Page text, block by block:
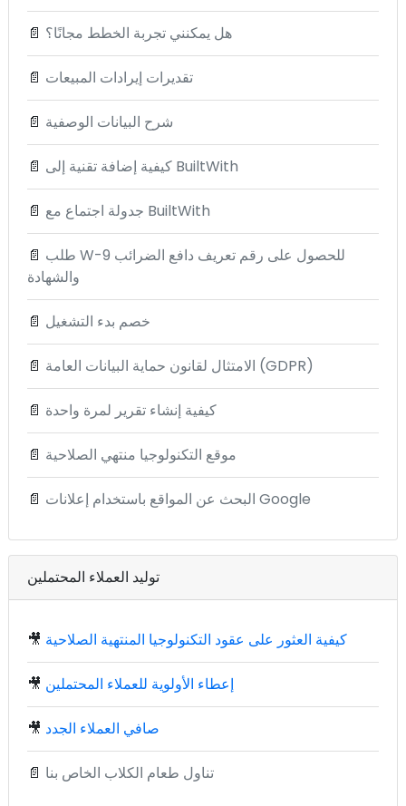
📄 هل يمكنني تجربة الخطط مجانًا؟
📄 تقديرات إيرادات المبيعات
📄 شرح البيانات الوصفية
📄 كيفية إضافة تقنية إلى BuiltWith
📄 جدولة اجتماع مع BuiltWith
📄 طلب W-9 للحصول على رقم تعريف دافع الضرائب
والشهادة
📄 خصم بدء التشغيل
📄 الامتثال لقانون حماية البيانات العامة (GDPR)
📄 كيفية إنشاء تقرير لمرة واحدة
📄 موقع التكنولوجيا منتهي الصلاحية
📄 البحث عن المواقع باستخدام إعلانات Google
توليد العملاء المحتملين
🎥 كيفية العثور على عقود التكنولوجيا المنتهية الصلاحية
🎥 إعطاء الأولوية للعملاء المحتملين
🎥 صافي العملاء الجدد
📄 تناول طعام الكلاب الخاص بنا